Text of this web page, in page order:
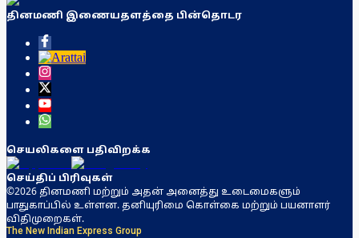
தினமணி இணையதளத்தை பின்தொடர
செயலிகளை பதிவிறக்க
செய்திப் பிரிவுகள்
©2026 தினமணி மற்றும் அதன் அனைத்து உடைமைகளும்
பாதுகாப்பில் உள்ளன. தனியுரிமை கொள்கை மற்றும் பயனாளர்
விதிமுறைகள்.
The New Indian Express Group